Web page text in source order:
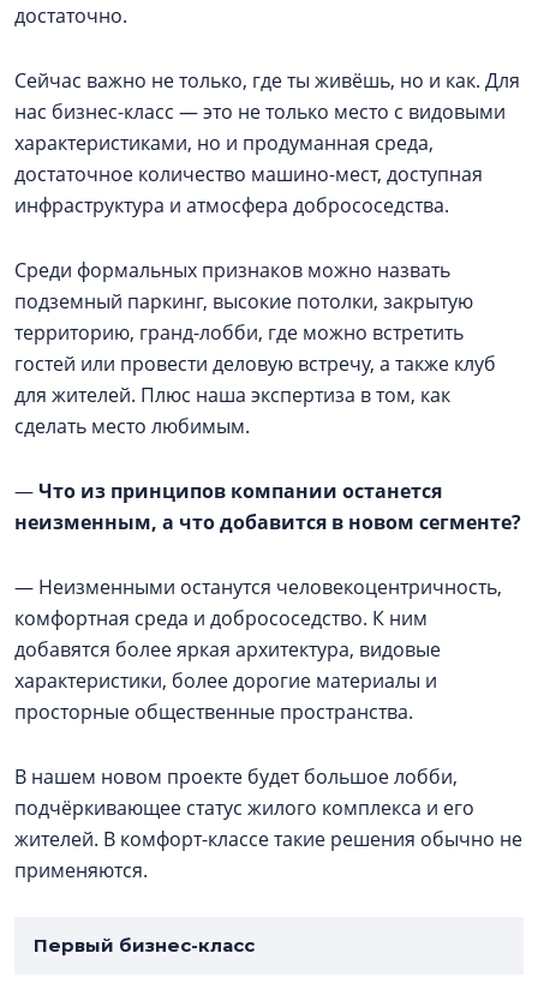
достаточно.
Сейчас важно не только, где ты живёшь, но и как. Для
нас бизнес-класс — это не только место с видовыми
характеристиками, но и продуманная среда,
достаточное количество машино-мест, доступная
инфраструктура и атмосфера добрососедства.
Среди формальных признаков можно назвать
подземный паркинг, высокие потолки, закрытую
территорию, гранд-лобби, где можно встретить
гостей или провести деловую встречу, а также клуб
для жителей. Плюс наша экспертиза в том, как
сделать место любимым.
—Что из принципов компании останется
неизменным, а что добавится в новом сегменте?
— Неизменными останутся человекоцентричность,
комфортная среда и добрососедство. К ним
добавятся более яркая архитектура, видовые
характеристики, более дорогие материалы и
просторные общественные пространства.
В нашем новом проекте будет большое лобби,
подчёркивающее статус жилого комплекса и его
жителей. В комфорт-классе такие решения обычно не
применяются.
Первый бизнес-класс